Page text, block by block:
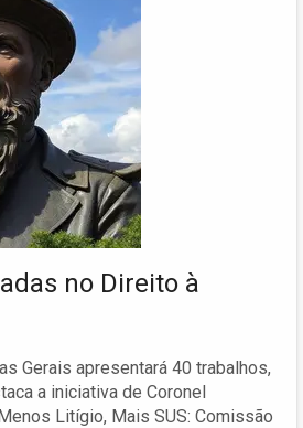
no Direito à
Gerais apresentará 40 trabalhos,
a iniciativa de Coronel
Litígio, Mais SUS: Comissão